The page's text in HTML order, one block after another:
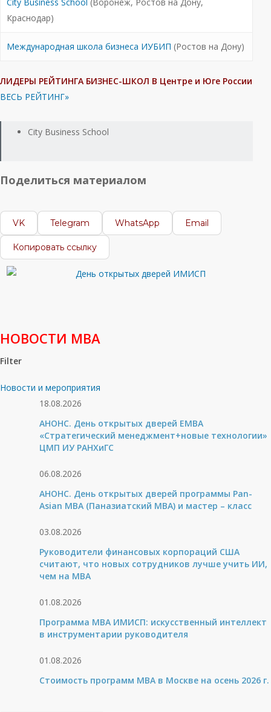
Краснодар)
Международная школа бизнеса ИУБИП (Ростов на Дону)
ЛИДЕРЫ РЕЙТИНГА БИЗНЕС-ШКОЛ В Центре и Юге России
ВЕСЬ РЕЙТИНГ»
City Business School
Поделиться материалом
VK Telegram WhatsApp Email
Копировать ссылку
НОВОСТИ МВА
Filter
Новости и мероприятия
18.08.2026
АНОНС. День открытых дверей ЕМВА
«Стратегический менеджмент+новые технологии»
ЦМП ИУ РАНХиГС
06.08.2026
АНОНС. День открытых дверей программы Pan-
Asian MBA (Паназиатский MBA) и мастер – класс
03.08.2026
Руководители финансовых корпораций США
считают, что новых сотрудников лучше учить ИИ,
чем на МВА
01.08.2026
Программа MBA ИМИСП: искусственный интеллект
в инструментарии руководителя
01.08.2026
Стоимость программ MBA в Москве на осень 2026 г.